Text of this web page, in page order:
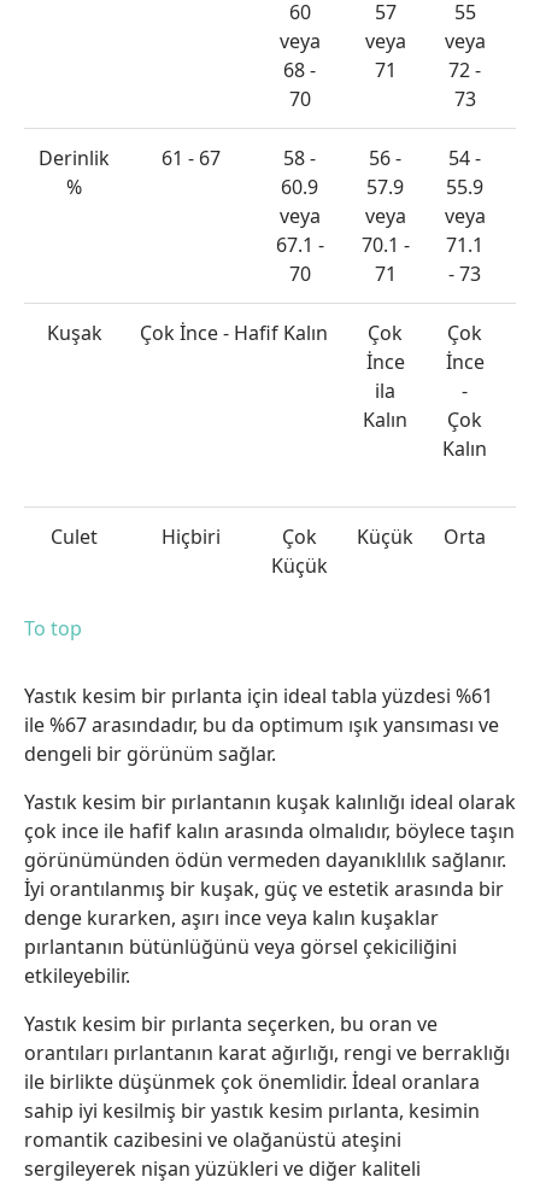
60
veya
68 -
70
57
veya
71
55
veya
72 -
73
Derinlik
%
61 - 67
58 -
60.9
veya
67.1 -
70
56 -
57.9
veya
70.1 -
71
54 -
55.9
veya
71.1
- 73
Kuşak Çok İnce - Hafif Kalın
Çok
İnce
ila
Kalın
Çok
İnce
-
Çok
Kalın
Culet Hiçbiri
Çok
Küçük
Küçük Orta
To top
Yastık kesim bir pırlanta için ideal tabla yüzdesi %61
ile %67 arasındadır, bu da optimum ışık yansıması ve
dengeli bir görünüm sağlar.
Yastık kesim bir pırlantanın kuşak kalınlığı ideal olarak
çok ince ile hafif kalın arasında olmalıdır, böylece taşın
görünümünden ödün vermeden dayanıklılık sağlanır.
İyi orantılanmış bir kuşak, güç ve estetik arasında bir
denge kurarken, aşırı ince veya kalın kuşaklar
pırlantanın bütünlüğünü veya görsel çekiciliğini
etkileyebilir.
Yastık kesim bir pırlanta seçerken, bu oran ve
orantıları pırlantanın karat ağırlığı, rengi ve berraklığı
ile birlikte düşünmek çok önemlidir. İdeal oranlara
sahip iyi kesilmiş bir yastık kesim pırlanta, kesimin
romantik cazibesini ve olağanüstü ateşini
sergileyerek nişan yüzükleri ve diğer kaliteli